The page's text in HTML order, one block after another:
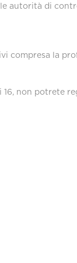
di
compresa la
non potrete